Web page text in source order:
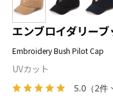
5.0 （2件
エンブロイダリー
Embroidery Bush Pilot Cap
UVカット